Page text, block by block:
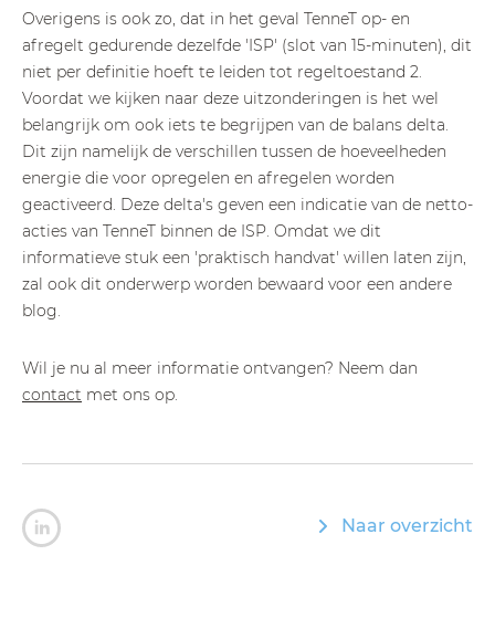
Overigens is ook zo, dat in het geval TenneT op- en
afregelt gedurende dezelfde 'ISP' (slot van 15-minuten), dit
niet per definitie hoeft te leiden tot regeltoestand 2.
Voordat we kijken naar deze uitzonderingen is het wel
belangrijk om ook iets te begrijpen van de balans delta.
Dit zijn namelijk de verschillen tussen de hoeveelheden
energie die voor opregelen en afregelen worden
geactiveerd. Deze delta's geven een indicatie van de netto-
acties van TenneT binnen de ISP. Omdat we dit
informatieve stuk een 'praktisch handvat' willen laten zijn,
zal ook dit onderwerp worden bewaard voor een andere
blog.
Wil je nu al meer informatie ontvangen? Neem dan
contact met ons op.
Naar overzicht